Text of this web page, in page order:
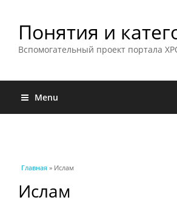
Понятия и
Вспомогательный проект портала
Menu
Вы здесь
Главная » Ислам
Ислам